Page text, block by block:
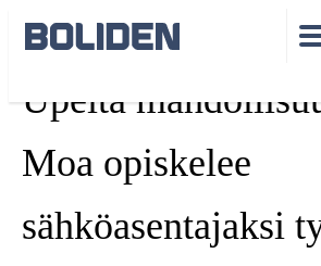
Upeita
Moa opiskelee
sähköasentajaksi